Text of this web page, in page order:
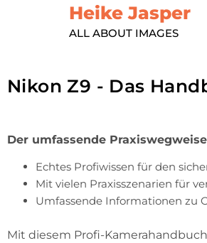
Heike Jasper
ALL ABOUT IMAGES
Nikon Z9 - Das
Der umfassende
Echtes Profiwissen für den
Mit vielen Praxisszenarien für
Umfassende Informationen zu
Mit diesem Profi-